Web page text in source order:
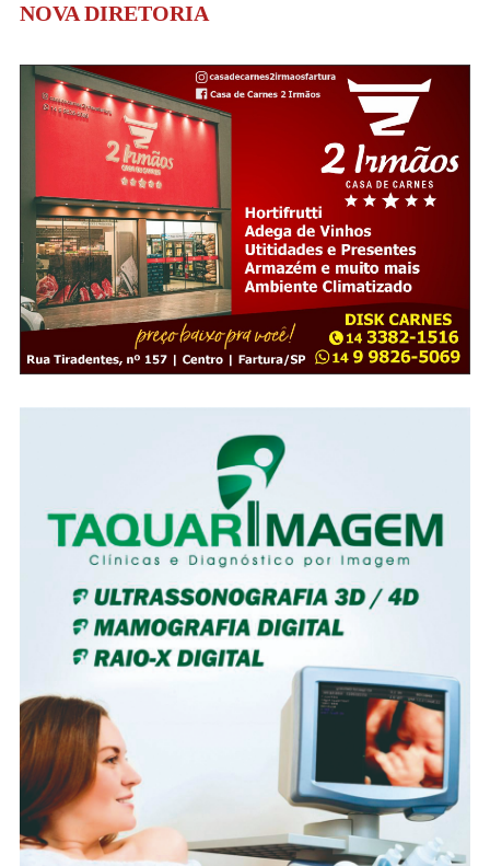
NOVA DIRETORIA